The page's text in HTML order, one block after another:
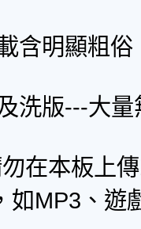
含明顯粗
洗版---大
在本板上
如MP3、遊